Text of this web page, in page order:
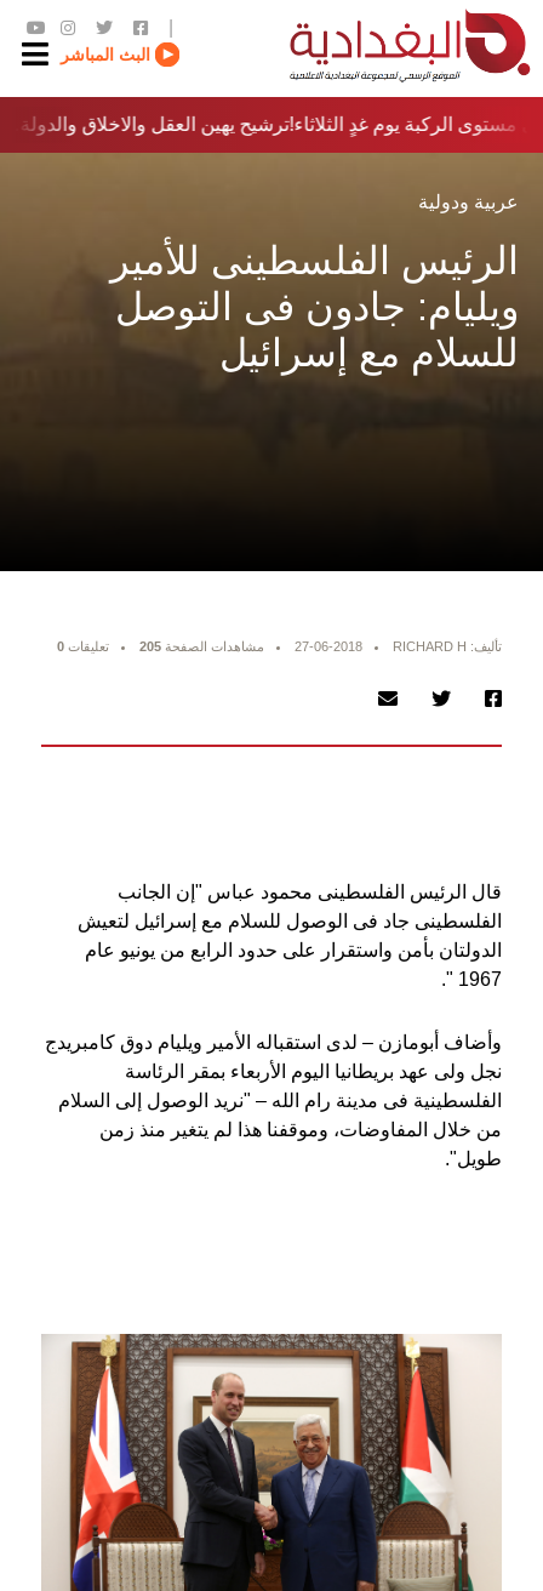
البث المباشر
ترشيح يهين العقل والاخلاق والدولة…؟!مستوى الركبة يوم غدٍ الثلاثاء
عربية ودولية
الرئيس الفلسطينى للأمير
ويليام: جادون فى التوصل
للسلام مع إسرائيل
تأليف: RICHARD H 27-06-2018 مشاهدات الصفحة 205 تعليقات 0
قال الرئيس الفلسطينى محمود عباس "إن الجانب
الفلسطينى جاد فى الوصول للسلام مع إسرائيل لتعيش
الدولتان بأمن واستقرار على حدود الرابع من يونيو عام
1967 ".
وأضاف أبومازن – لدى استقباله الأمير ويليام دوق كامبريدج
نجل ولى عهد بريطانيا اليوم الأربعاء بمقر الرئاسة
الفلسطينية فى مدينة رام الله – "نريد الوصول إلى السلام
من خلال المفاوضات، وموقفنا هذا لم يتغير منذ زمن
طويل".